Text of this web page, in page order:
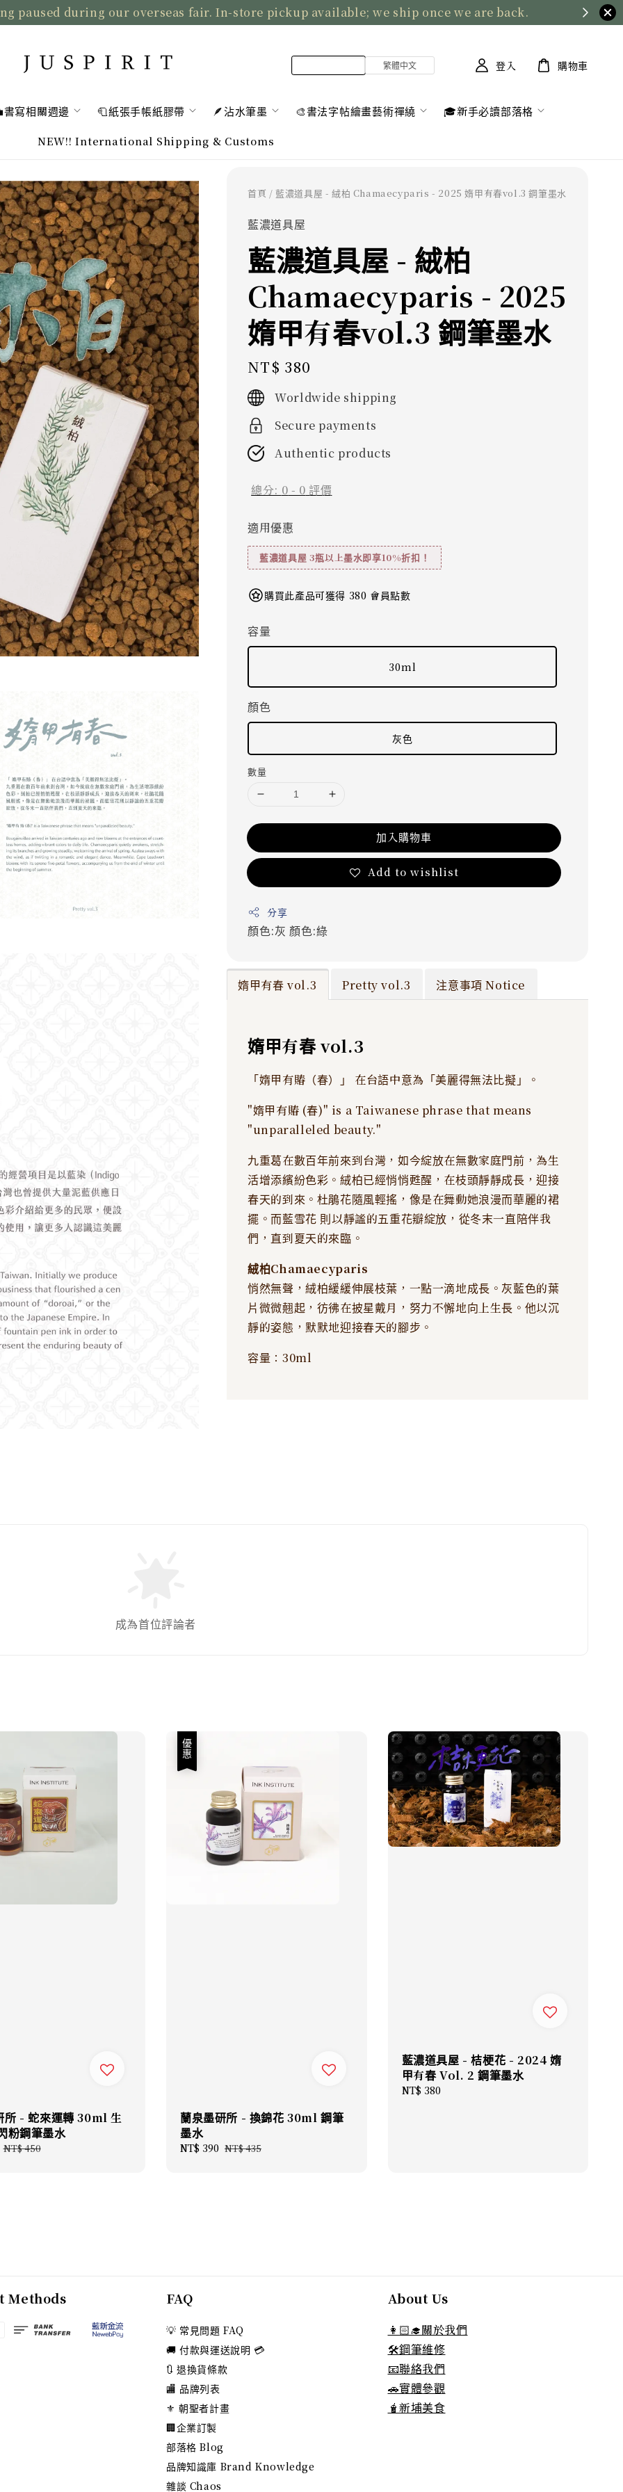
paused during our overseas fair. In-store pickup available; we ship once we are back.
書寫相關週邊 🧻紙張手帳紙膠帶 🪶沾水筆墨 🎨書法字帖繪畫藝術禪繞 🎓新手必讀部落格
NEW!! International Shipping & Customs
登入 購物車
首頁 / 藍濃道具屋 - 絨柏 Chamaecyparis - 2025 媠甲有春vol.3 鋼筆墨水
藍濃道具屋
藍濃道具屋 - 絨柏
Chamaecyparis - 2025
媠甲有春vol.3 鋼筆墨水
Regular
price
NT$ 380
Worldwide shipping
Secure payments
Authentic products
總分: 0 - 0 評價
適用優惠
藍濃道具屋 3瓶以上墨水即享10%折扣！
購買此產品可獲得 380 會員點數
容量
30ml
顏色
灰色
數量
加入購物車
Add to wishlist
分享
顏色:灰顏色:綠
媠甲有春 vol.3 Pretty vol.3 注意事項 Notice
媠甲有春 vol.3
「媠甲有賰（春）」 在台語中意為「美麗得無法比擬」。
"媠甲有賰 (春)" is a Taiwanese phrase that means
"unparalleled beauty."
九重葛在數百年前來到台灣，如今綻放在無數家庭門前，為生
活增添繽紛色彩。絨柏已經悄悄甦醒，在枝頭靜靜成長，迎接
春天的到來。杜鵑花隨風輕搖，像是在舞動她浪漫而華麗的裙
擺。而藍雪花 則以靜謐的五重花瓣綻放，從冬末一直陪伴我
們，直到夏天的來臨。
絨柏Chamaecyparis
悄然無聲，絨柏緩緩伸展枝葉，一點一滴地成長。灰藍色的葉
片微微翹起，彷彿在披星戴月，努力不懈地向上生長。他以沉
靜的姿態，默默地迎接春天的腳步。
容量：30ml
成為首位評論者
所 - 蛇來運轉 30ml 生
粉鋼筆墨水
Regular
NT$ 450
優惠
蘭泉墨研所 - 換錦花 30ml 鋼筆
墨水
Sale
NT$ 390 Regular
NT$ 435
藍濃道具屋 - 桔梗花 - 2024 媠
甲有春 Vol. 2 鋼筆墨水
Regular
NT$ 380
Methods FAQ
💡 常見問題 FAQ
🚚 付款與運送說明 💳
🔃 退換貨條款
🏬 品牌列表
⚜️ 朝聖者計畫
🏢企業訂製
部落格 Blog
品牌知識庫 Brand Knowledge
雜談 Chaos
About Us
👩🏻‍🎓關於我們
🛠️鋼筆維修
📧聯絡我們
🚗實體參觀
🧋新埔美食